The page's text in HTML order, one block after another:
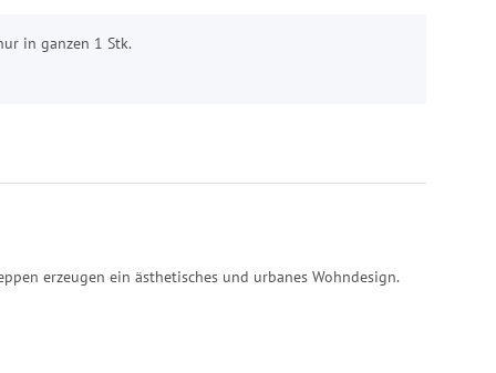
in ganzen 1 Stk.
erzeugen ein ästhetisches und urbanes Wohndesign.